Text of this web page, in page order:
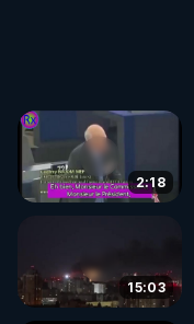
2:18
15:03